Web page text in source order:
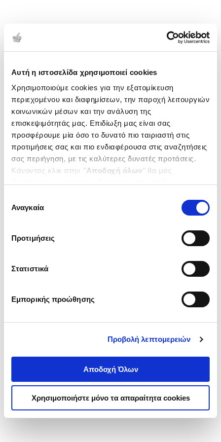
Αυτή η ιστοσελίδα χρησιμοποιεί cookies
Χρησιμοποιούμε cookies για την εξατομίκευση
περιεχομένου και διαφημίσεων, την παροχή λειτουργιών
κοινωνικών μέσων και την ανάλυση της
επισκεψιμότητάς μας. Επιδίωξη μας είναι σας
προσφέρουμε μία όσο το δυνατό πιο ταιριαστή στις
προτιμήσεις σας και πιο ενδιαφέρουσα στις αναζητήσεις
σας περιήγηση, με τις καλύτερες δυνατές προτάσεις.
Κάνοντας κλικ στην ‘’Αποδοχή όλων’’ θα μας
ενδιαφέρουν και να επιλέξετε από τα παρακάτω με την
΄΄και να ενημερωθείτε σχετικά με
συγκατάθεσης
Αναγκαία
Προτιμήσεις
Στατιστικά
Εμπορικής προώθησης
Προβολή λεπτομερειών
Αποδοχή Όλων
Χρησιμοποιήστε μόνο τα απαραίτητα cookies